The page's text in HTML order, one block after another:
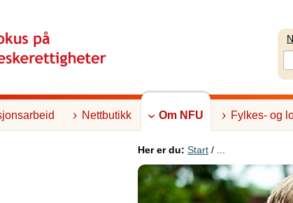
Nettbutikk Om NFU Fylkes- og
Her er du: Start / ...